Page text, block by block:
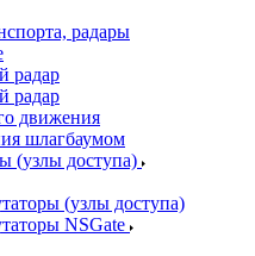
радары
радар
радар
движения
шлагбаумом
(узлы доступа)
(узлы доступа)
NSGate